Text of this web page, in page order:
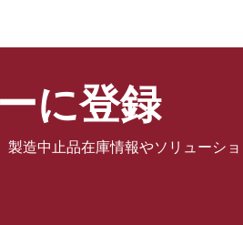
に登録
造中止品在庫情報やソリューシ